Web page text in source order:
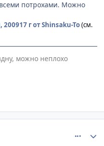
потрохами. Можно
200917 гот Shinsaku-To(см.
можно неплохо